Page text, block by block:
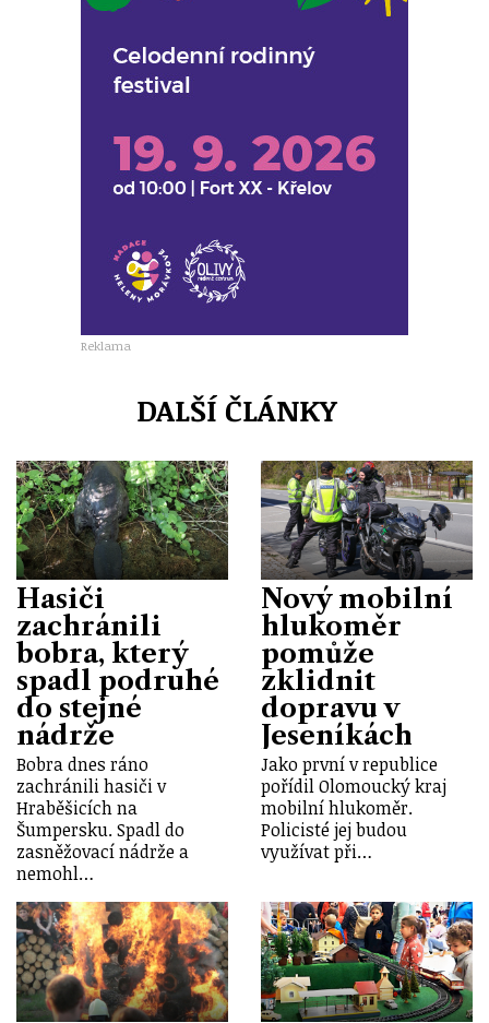
Reklama
DALŠÍ ČLÁNKY
Hasiči
zachránili
bobra, který
spadl podruhé
do stejné
nádrže
Bobra dnes ráno
zachránili hasiči v
Hraběšicích na
Šumpersku. Spadl do
zasněžovací nádrže a
nemohl…
Nový mobilní
hlukoměr
pomůže
zklidnit
dopravu v
Jeseníkách
Jako první v republice
pořídil Olomoucký kraj
mobilní hlukoměr.
Policisté jej budou
využívat při…